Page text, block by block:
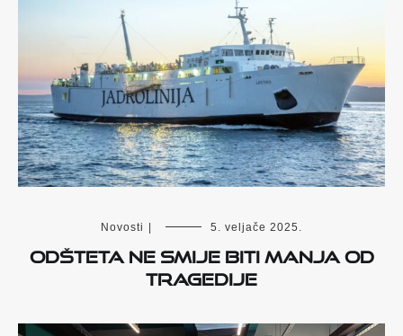
Novosti | 5. veljače 2025.
Odšteta ne smije biti manja od
tragedije